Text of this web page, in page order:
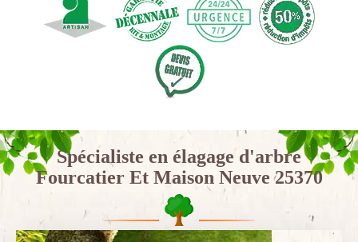
Spécialiste en élagage d'arbre
Fourcatier Et Maison Neuve 25370